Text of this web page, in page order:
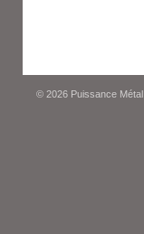
© 2026 Puissance Métal